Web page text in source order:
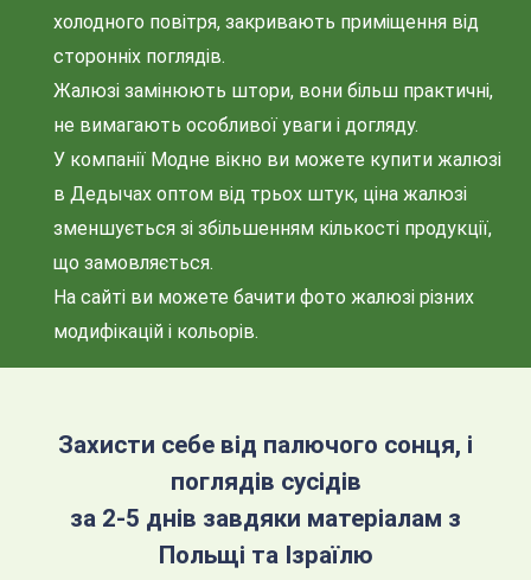
холодного повітря, закривають приміщення від
сторонніх поглядів.
Жалюзі замінюють штори, вони більш практичні,
не вимагають особливої уваги і догляду.
У компанії Модне вікно ви можете купити жалюзі
в Дедычах оптом від трьох штук, ціна жалюзі
зменшується зі збільшенням кількості продукції,
що замовляється.
На сайті ви можете бачити фото жалюзі різних
модифікацій і кольорів.
Захисти себе від палючого сонця, і
поглядів сусідів
за 2-5 днів завдяки матеріалам з
Польщі та Ізраїлю